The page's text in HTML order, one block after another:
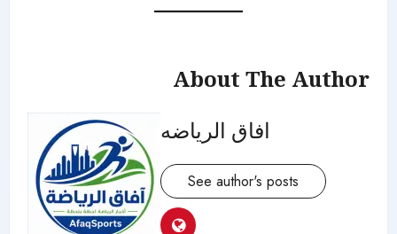
About The Author
افاق الرياضه
See author's posts